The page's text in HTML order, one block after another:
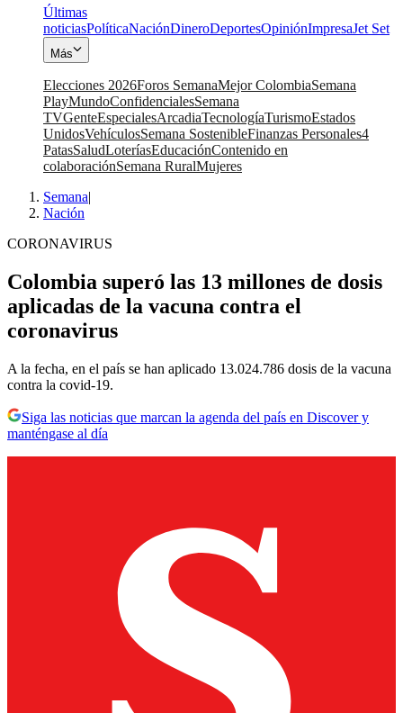
Últimas
noticiasPolíticaNaciónDineroDeportesOpiniónImpresaJet Set
Más
Elecciones 2026Foros SemanaMejor ColombiaSemana
PlayMundoConfidencialesSemana
TVGenteEspecialesArcadiaTecnologíaTurismoEstados
UnidosVehículosSemana SostenibleFinanzas Personales4
PatasSaludLoteríasEducaciónContenido en
colaboraciónSemana RuralMujeres
Semana|
Nación
CORONAVIRUS
Colombia superó las 13 millones de dosis
aplicadas de la vacuna contra el
coronavirus
A la fecha, en el país se han aplicado 13.024.786 dosis de la vacuna
contra la covid-19.
Siga las noticias que marcan la agenda del país en Discover y
manténgase al día